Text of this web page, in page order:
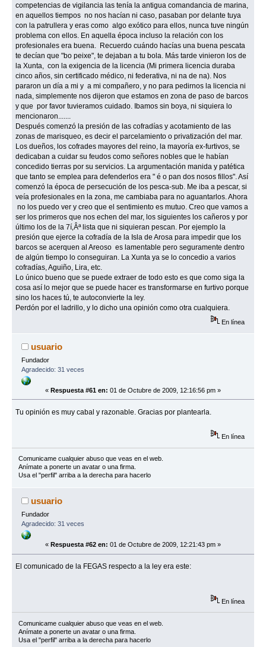
competencias de vigilancia las tenía la antigua comandancia de marina,
en aquellos tiempos no nos hacían ni caso, pasaban por delante tuya
con la patrullera y eras como algo exótico para ellos, nunca tuve ningún
problema con ellos. En aquella época incluso la relación con los
profesionales era buena. Recuerdo cuándo hacías una buena pescata
te decían que "bo peixe", te dejaban a tu bola. Más tarde vinieron los de
la Xunta, con la exigencia de la licencia (Mi primera licencia duraba
cinco años, sin certificado médico, ni federativa, ni na de na). Nos
pararon un día a mi y a mi compañero, y no para pedirnos la licencia ni
nada, simplemente nos dijeron que estamos en zona de paso de barcos
y que por favor tuvieramos cuidado. Ibamos sin boya, ni siquiera lo
mencionaron.......
Después comenzó la presión de las cofradías y acotamiento de las
zonas de marisqueo, es decir el parcelamiento o privatización del mar.
Los dueños, los cofrades mayores del reino, la mayoría ex-furtivos, se
dedicaban a cuidar su feudos como señores nobles que le habían
concedido tierras por su servicios. La argumentación manida y patética
que tanto se emplea para defenderlos era " é o pan dos nosos fillos". Así
comenzó la época de persecución de los pesca-sub. Me iba a pescar, si
veía profesionales en la zona, me cambiaba para no aguantarlos. Ahora
no los puedo ver y creo que el sentimiento es mutuo. Creo que vamos a
ser los primeros que nos echen del mar, los siguientes los cañeros y por
último los de la 7í‚Âª lista que ni siquieran pescan. Por ejemplo la
presión que ejerce la cofradía de la Isla de Arosa para impedir que los
barcos se acerquen al Areoso es lamentable pero seguramente dentro
de algún tiempo lo conseguiran. La Xunta ya se lo concedio a varios
cofradías, Aguiño, Lira, etc.
Lo único bueno que se puede extraer de todo esto es que como siga la
cosa así lo mejor que se puede hacer es transformarse en furtivo porque
sino los haces tú, te autoconvierte la ley.
Perdón por el ladrillo, y lo dicho una opinión como otra cualquiera.
En línea
usuario
Fundador
Agradecido: 31 veces
« Respuesta #61 en: 01 de Octubre de 2009, 12:16:56 pm »
Tu opinión es muy cabal y razonable. Gracias por plantearla.
En línea
Comunicame cualquier abuso que veas en el web.
Anímate a ponerte un avatar o una firma.
Usa el "perfil" arriba a la derecha para hacerlo
usuario
Fundador
Agradecido: 31 veces
« Respuesta #62 en: 01 de Octubre de 2009, 12:21:43 pm »
El comunicado de la FEGAS respecto a la ley era este:
En línea
Comunicame cualquier abuso que veas en el web.
Anímate a ponerte un avatar o una firma.
Usa el "perfil" arriba a la derecha para hacerlo